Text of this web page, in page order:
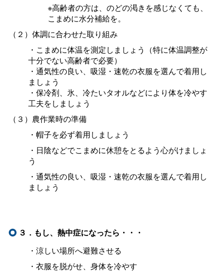
※高齢者の方は、のどの渇きを感じなくても、
こまめに水分補給を。
（２）体調に合わせた取り組み
・こまめに体温を測定しましょう（特に体温調整が
十分でない高齢者で必要）
・通気性の良い、吸湿・速乾の衣服を選んで着用し
ましょう
・保冷剤、氷、冷たいタオルなどにより体を冷やす
工夫をしましょう
（３）農作業時の準備
・帽子を必ず着用しましょう
・日陰などでこまめに休憩をとるよう心がけましょ
う
・通気性の良い、吸湿・速乾の衣服を選んで着用し
ましょう
３．もし、熱中症になったら・・・
・涼しい場所へ避難させる
・衣服を脱がせ、身体を冷やす